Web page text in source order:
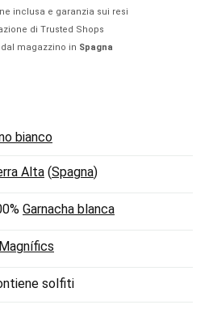
inclusa e garanzia sui resi
di Trusted Shops
magazzino in Spagna
bianco
Alta (Spagna)
Garnacha blanca
solfiti